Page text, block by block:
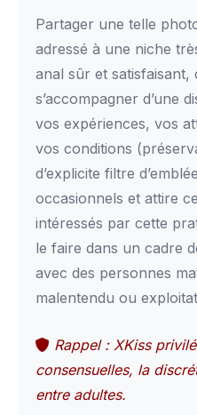
Partager une telle
adressé à une niche
anal sûr et satisfaisant,
s’accompagner d’une
vos expériences, vos
vos conditions
d’explicite filtre
occasionnels et attire
intéressés par cette
le faire dans un cadre
avec des personnes
malentendu ou
Rappel : XKiss
consensuelles, la
entre adultes.